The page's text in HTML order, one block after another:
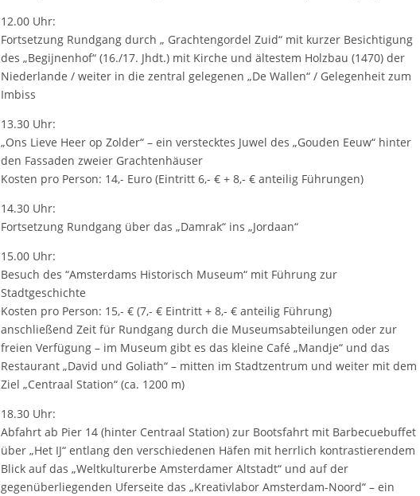
12.00 Uhr:
Fortsetzung Rundgang durch „ Grachtengordel Zuid“ mit kurzer Besichtigung
des „Begijnenhof“ (16./17. Jhdt.) mit Kirche und ältestem Holzbau (1470) der
Niederlande / weiter in die zentral gelegenen „De Wallen“ / Gelegenheit zum
Imbiss
13.30 Uhr:
„Ons Lieve Heer op Zolder“ – ein verstecktes Juwel des „Gouden Eeuw“ hinter
den Fassaden zweier Grachtenhäuser
Kosten pro Person: 14,- Euro (Eintritt 6,- € + 8,- € anteilig Führungen)
14.30 Uhr:
Fortsetzung Rundgang über das „Damrak“ ins „Jordaan“
15.00 Uhr:
Besuch des “Amsterdams Historisch Museum“ mit Führung zur
Stadtgeschichte
Kosten pro Person: 15,- € (7,- € Eintritt + 8,- € anteilig Führung)
anschließend Zeit für Rundgang durch die Museumsabteilungen oder zur
freien Verfügung – im Museum gibt es das kleine Café „Mandje“ und das
Restaurant „David und Goliath“ – mitten im Stadtzentrum und weiter mit dem
Ziel „Centraal Station“ (ca. 1200 m)
18.30 Uhr:
Abfahrt ab Pier 14 (hinter Centraal Station) zur Bootsfahrt mit Barbecuebuffet
über „Het IJ“ entlang den verschiedenen Häfen mit herrlich kontrastierendem
Blick auf das „Weltkulturerbe Amsterdamer Altstadt“ und auf der
gegenüberliegenden Uferseite das „Kreativlabor Amsterdam-Noord“ – ein